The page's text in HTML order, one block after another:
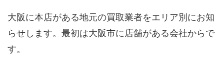
大阪に本店がある地元の買取業者をエリア別にお知
らせします。最初は大阪市に店舗がある会社からで
す。